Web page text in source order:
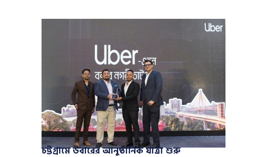
চট্টগ্রামে উবারের আনুষ্ঠানিক যাত্রা শুরু